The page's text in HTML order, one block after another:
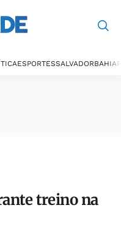
ESPORTESSALVADORBAHIA
treino na